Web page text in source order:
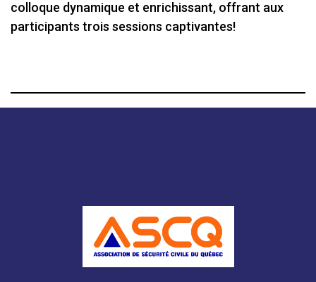
colloque dynamique et enrichissant, offrant aux
participants trois sessions captivantes!